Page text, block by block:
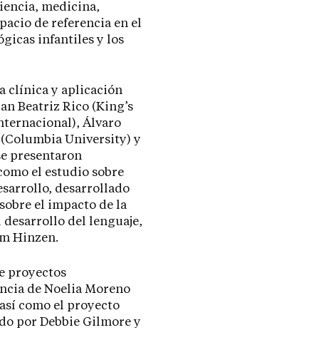
medicina,
de referencia en el
infantiles y los
clínica y aplicación
Beatriz Rico (King’s
Álvaro
(Columbia University) y
presentaron
el estudio sobre
desarrollado
el impacto de la
desarrollo del lenguaje,
Hinzen.
proyectos
de Noelia Moreno
como el proyecto
por Debbie Gilmore y